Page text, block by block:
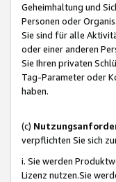
Geheimhaltung und
Personen oder
Sie sind für alle
oder einer anderen
Sie Ihren privaten
Tag-Parameter oder
haben.
(c)
verpflichten Sie sich
i. Sie werden
Lizenz nutzen.Sie